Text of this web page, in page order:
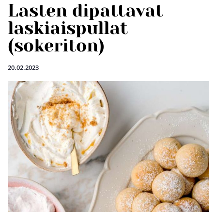
Lasten dipattavat
laskiaispullat
(sokeriton)
20.02.2023